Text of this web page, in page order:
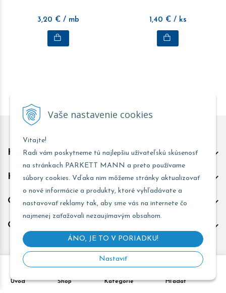
Vaše nastavenie cookies
Vitajte!
Radi vám poskytneme tú najlepšiu užívateľskú skúsenosť
na stránkach PARKETT MANN a preto používame
súbory cookies. Vďaka nim môžeme stránky aktualizovať
o nové informácie a produkty, ktoré vyhľadávate a
nastavovať reklamy tak, aby sme vás na internete čo
najmenej zaťažovali nezaujímavým obsahom.
ÁNO, JE TO V PORIADKU!
Nastaviť
Úvod Shop Kategórie Hľadať
3,20 € / mb 1,40 € / ks
Kontakt predajňa Trnava
Kontakt predajňa Žarnovica
Obchodné informácie
Odoberať novinky
e-shop Pohoda connector